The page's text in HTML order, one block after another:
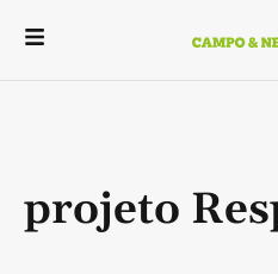
projeto